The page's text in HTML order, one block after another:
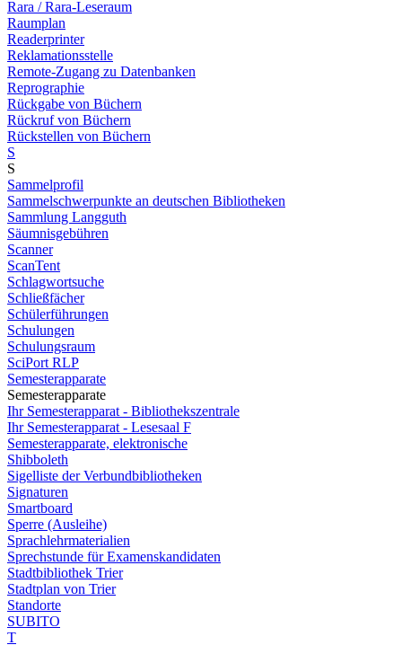
Rara / Rara-Leseraum
Raumplan
Readerprinter
Reklamationsstelle
Remote-Zugang zu Datenbanken
Reprographie
Rückgabe von Büchern
Rückruf von Büchern
Rückstellen von Büchern
S
S
Sammelprofil
Sammelschwerpunkte an deutschen Bibliotheken
Sammlung Langguth
Säumnisgebühren
Scanner
ScanTent
Schlagwortsuche
Schließfächer
Schülerführungen
Schulungen
Schulungsraum
SciPort RLP
Semesterapparate
Semesterapparate
Ihr Semesterapparat - Bibliothekszentrale
Ihr Semesterapparat - Lesesaal F
Semesterapparate, elektronische
Shibboleth
Sigelliste der Verbundbibliotheken
Signaturen
Smartboard
Sperre (Ausleihe)
Sprachlehrmaterialien
Sprechstunde für Examenskandidaten
Stadtbibliothek Trier
Stadtplan von Trier
Standorte
SUBITO
T